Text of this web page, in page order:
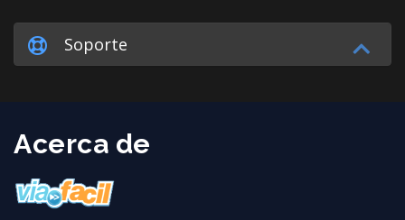
Soporte
Acerca de